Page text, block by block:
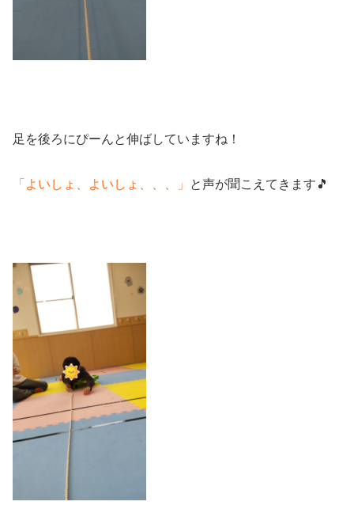
足を後ろにぴーんと伸ばしていますね！
「よいしょ、よいしょ、、、」 と声が聞こえてきます🎵